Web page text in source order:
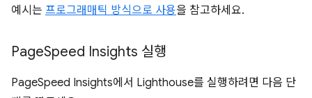
예시는 프로그래매틱 방식으로 사용을 참고하세요.
PageSpeed Insights 실행
PageSpeed Insights에서 Lighthouse를 실행하려면 다음 단